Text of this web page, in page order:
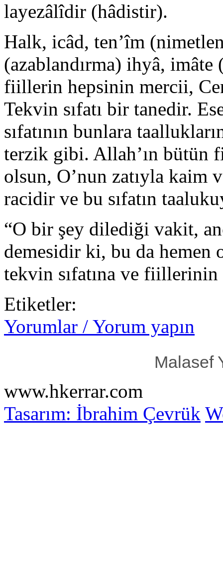
layezâlîdir (hâdistir).
Halk, icâd, ten’îm
(azablandırma) ihyâ,
fiillerin hepsinin mercii,
Tekvin sıfatı bir tanedir.
sıfatının bunlara
terzik gibi. Allah’ın bütün
olsun, O’nun zatıyla kaim
racidir ve bu sıfatın
“O bir şey dilediği vakit,
demesidir ki, bu da
tekvin sıfatına ve
Etiketler:
Yorumlar / Yorum yapın
Malasef
www.hkerrar.com
Tasarım: İbrahim Çevrük